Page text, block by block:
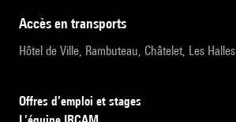
accès en transports
Hôtel de Ville, Rambuteau, Châtelet, Les Halles
Offres d’emploi et stages